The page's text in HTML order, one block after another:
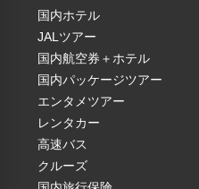
（税込）
４.宝塚大劇場内フ
国内ホテル
JALツアー
国内航空券＋ホテル
国内パッケージツアー
エンタメツアー
レンタカー
高速バス
クルーズ